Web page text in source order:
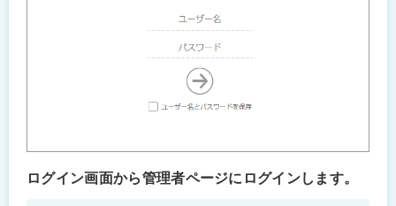
ログイン画面から管理者ページにログインします。